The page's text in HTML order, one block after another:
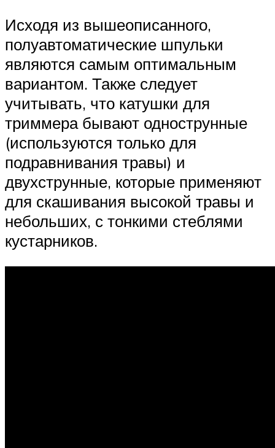
Исходя из вышеописанного,
полуавтоматические шпульки
являются самым оптимальным
вариантом. Также следует
учитывать, что катушки для
триммера бывают однострунные
(используются только для
подравнивания травы) и
двухструнные, которые применяют
для скашивания высокой травы и
небольших, с тонкими стеблями
кустарников.